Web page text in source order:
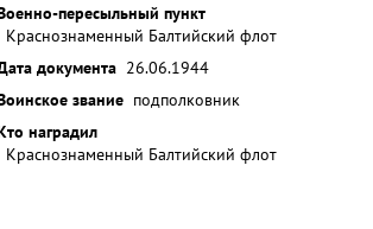
пересыльный пункт
Краснознаменный Балтийский флот
документа 26.06.1944
звание подполковник
наградил
Краснознаменный Балтийский флот